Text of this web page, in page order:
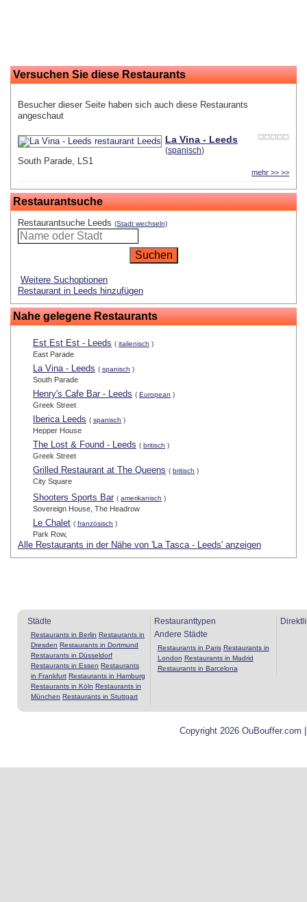
Versuchen Sie diese Restaurants
Besucher dieser Seite haben sich auch diese Restaurants
angeschaut
La Vina - Leeds
(spanisch)
South Parade, LS1
mehr >> >>
Restaurantsuche
Restaurantsuche Leeds (Stadt wechseln)
Weitere Suchoptionen
Restaurant in Leeds hinzufügen
Nahe gelegene Restaurants
Est Est Est - Leeds ( italienisch )
East Parade
La Vina - Leeds ( spanisch )
South Parade
Henry's Cafe Bar - Leeds ( European )
Greek Street
Iberica Leeds ( spanisch )
Hepper House
The Lost & Found - Leeds ( britisch )
Greek Street
Grilled Restaurant at The Queens ( britisch )
City Square
Shooters Sports Bar ( amerikanisch )
Sovereign House, The Headrow
Le Chalet ( französisch )
Park Row,
Alle Restaurants in der Nähe von 'La Tasca - Leeds' anzeigen
Städte
Restaurants in Berlin Restaurants in
Dresden Restaurants in Dortmund
Restaurants in Düsseldorf
Restaurants in Essen Restaurants
in Frankfurt Restaurants in Hamburg
Restaurants in Köln Restaurants in
München Restaurants in Stuttgart
Restauranttypen
Andere Städte
Restaurants in Paris Restaurants in
London Restaurants in Madrid
Restaurants in Barcelona
Copyright 2026 OuBouffer.com